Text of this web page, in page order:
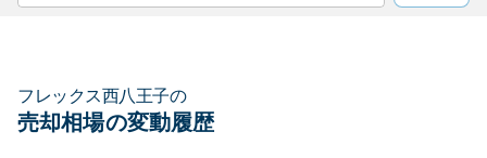
フレックス西八王子の
売却相場の変動履歴